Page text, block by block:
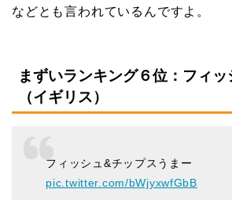
などとも言われているんですよ。
まずいランキング６位：フィ
（イギリス）
フィッシュ&チップスうまー
pic.twitter.com/bWjyxwfGbB